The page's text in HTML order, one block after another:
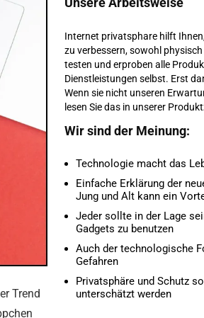
Trend
Internet privatsphare hilft
zu verbessern, sowohl
testen und erproben alle
Dienstleistungen selbst. Erst
Wenn sie nicht unseren
lesen Sie das in unserer
Wir sind der Meinung:
Technologie macht das
Einfache Erklärung der
Jung und Alt kann ein
Jeder sollte in der Lage
Gadgets zu benutzen
Auch der technologische
Gefahren
Privatsphäre und Schutz
unterschätzt werden